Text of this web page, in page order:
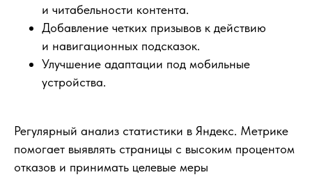
и читабельности контента.
Добавление четких призывов к действию
и навигационных подсказок.
Улучшение адаптации под мобильные
устройства.
Регулярный анализ статистики в Яндекс. Метрике
помогает выявлять страницы с высоким процентом
отказов и принимать целевые меры